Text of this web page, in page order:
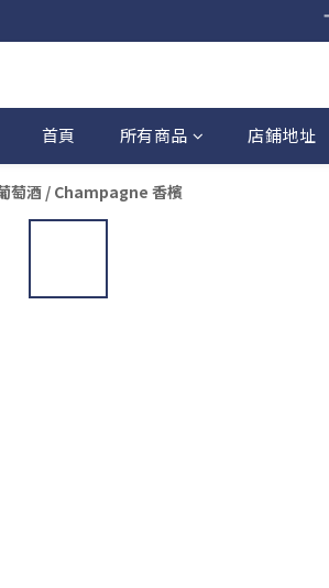
首頁 所有商品 店鋪地址
萄酒 / Champagne 香檳